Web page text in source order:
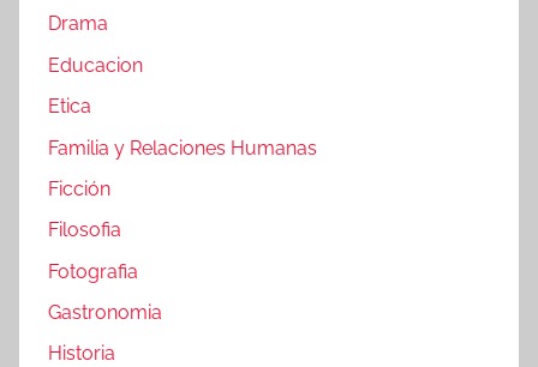
Drama
Educacion
Etica
Familia y Relaciones Humanas
Ficción
Filosofia
Fotografia
Gastronomia
Historia